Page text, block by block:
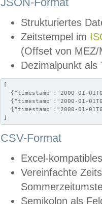
Strukturiertes
Zeitstempel im
(Offset von MEZ/
Dezimalpunkt als
[
{"timestamp":"2000-01-
{"timestamp":"2000-01-
{"timestamp":"2000-01-
]
CSV-Format
Excel-
Vereinfachte
Semikolon als